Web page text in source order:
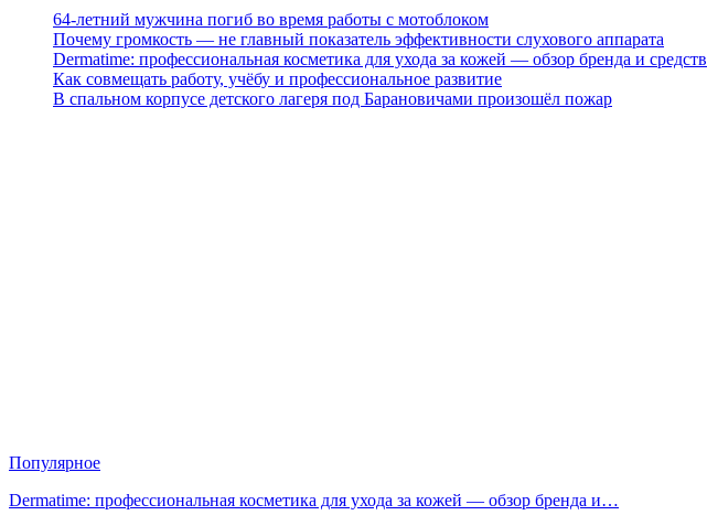
64-летний мужчина погиб во время работы с мотоблоком
Почему громкость — не главный показатель эффективности слухового аппарата
Dermatime: профессиональная косметика для ухода за кожей — обзор бренда и средств
Как совмещать работу, учёбу и профессиональное развитие
В спальном корпусе детского лагеря под Барановичами произошёл пожар
Популярное
Dermatime: профессиональная косметика для ухода за кожей — обзор бренда и…